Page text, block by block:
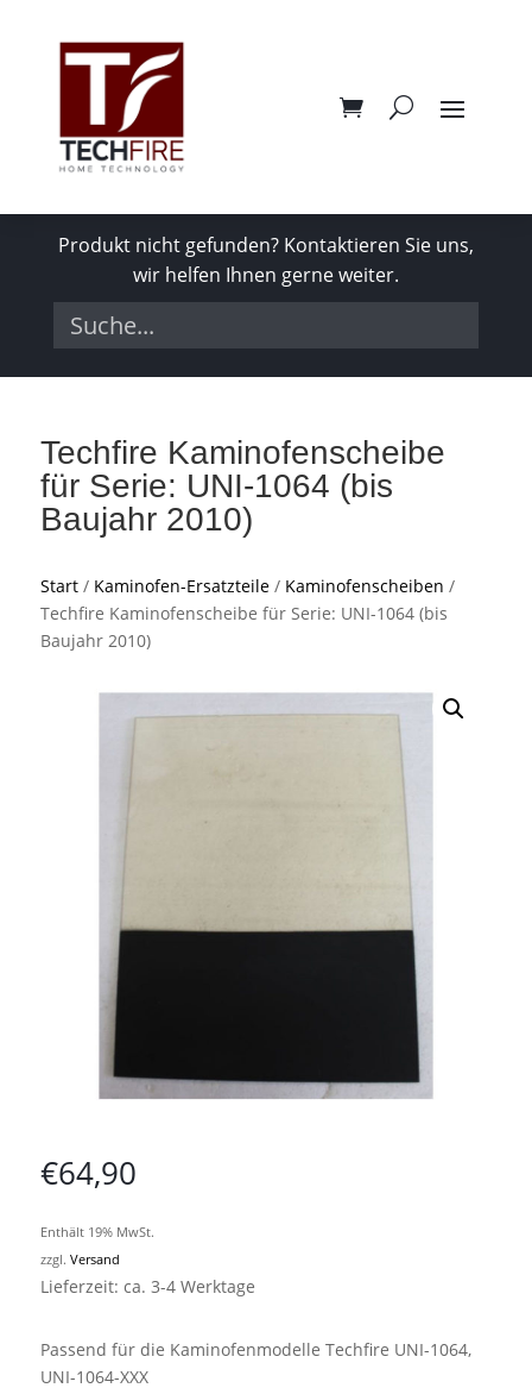
Produkt nicht gefunden? Kontaktieren Sie uns,
wir helfen Ihnen gerne weiter.
Techfire Kaminofenscheibe
für Serie: UNI-1064 (bis
Baujahr 2010)
Start/ Kaminofen-Ersatzteile/ Kaminofenscheiben /
Techfire Kaminofenscheibe für Serie: UNI-1064 (bis
Baujahr 2010)
€64,90
Enthält 19% MwSt.
zzgl. Versand
Lieferzeit: ca. 3-4 Werktage
Passend für die Kaminofenmodelle Techfire UNI-1064,
UNI-1064-XXX